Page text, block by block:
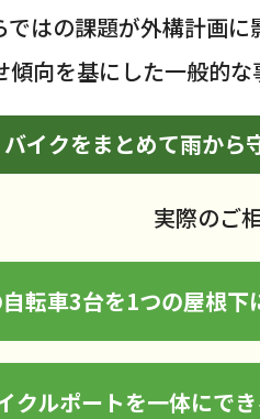
はの課題が外構計画に
向を基にした一般的な
イクをまとめて雨から
実際のご
転車3台を1つの屋根下
クルポートを一体にでき